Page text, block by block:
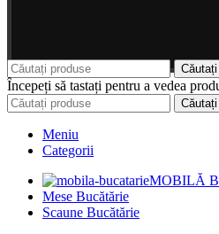
Căutați
Începeți să tastați pentru a vedea
Căutați
Meniu
Categorii
MOBILĂ
Mese Bucătărie
Scaune Bucătărie